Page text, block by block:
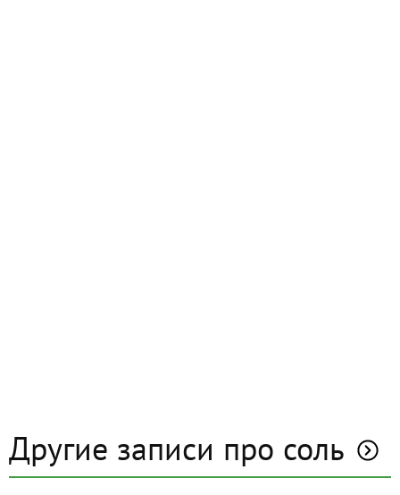
Другие записи про соль